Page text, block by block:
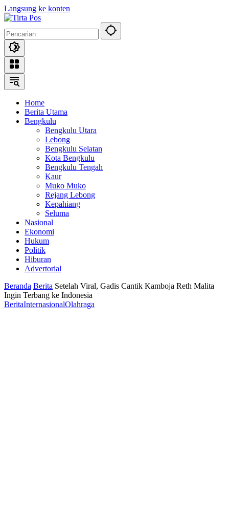
Langsung ke konten
Home
Berita Utama
Bengkulu
Bengkulu Utara
Lebong
Bengkulu Selatan
Kota Bengkulu
Bengkulu Tengah
Kaur
Muko Muko
Rejang Lebong
Kepahiang
Seluma
Nasional
Ekonomi
Hukum
Politik
Hiburan
Advertorial
Beranda Berita Setelah Viral, Gadis Cantik Kamboja Reth Malita
Ingin Terbang ke Indonesia
BeritaInternasionalOlahraga